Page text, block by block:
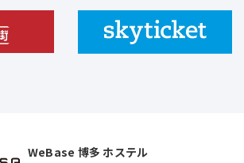
WeBase 博多 ホステル